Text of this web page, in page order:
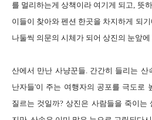
를 멀리하는게 상책이라 여기게 되고, 뜻
이들이 찾아와 펜션 한곳을 차지하게 되
나둘씩 의문의 시체가 되어 상진의 눈앞
산에서 만난 사냥꾼들. 간간히 들리는 산
난자들'이 주는 여행자의 공포를 극도로
질르는 것일까? 상진은 사람들을 죽이는